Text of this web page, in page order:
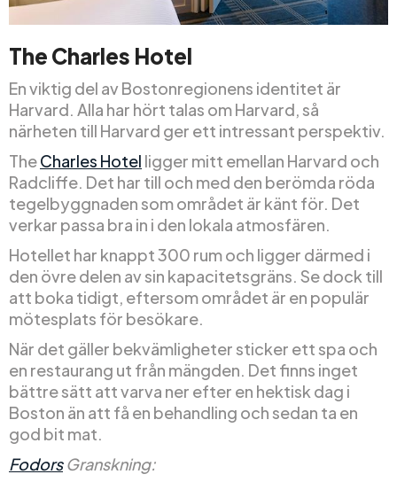
The Charles Hotel
En viktig del av Bostonregionens identitet är
Harvard. Alla har hört talas om Harvard, så
närheten till Harvard ger ett intressant perspektiv.
TheCharles Hotel ligger mitt emellan Harvard och
Radcliffe. Det har till och med den berömda röda
tegelbyggnaden som området är känt för. Det
verkar passa bra in i den lokala atmosfären.
Hotellet har knappt 300 rum och ligger därmed i
den övre delen av sin kapacitetsgräns. Se dock till
att boka tidigt, eftersom området är en populär
mötesplats för besökare.
När det gäller bekvämligheter sticker ett spa och
en restaurang ut från mängden. Det finns inget
bättre sätt att varva ner efter en hektisk dag i
Boston än att få en behandling och sedan ta en
god bit mat.
FodorsGranskning: